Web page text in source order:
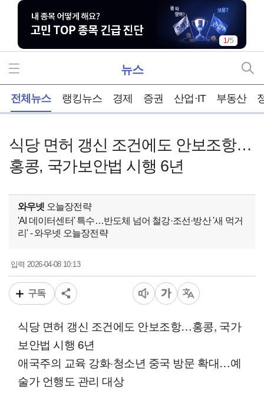
2/5
뉴스
전체뉴스 랭킹뉴스 경제 증권 산업·IT 부동산
식당 면허 갱신 조건에도 안보조항…
홍콩, 국가보안법 시행 6년
와우넷 오늘장전략
'AI 데이터센터' 특수…반도체 넘어 철강·조선·방산 '새 먹거
리' - 와우넷 오늘장전략
입력2026-04-08 10:13
구독
식당 면허 갱신 조건에도 안보조항…홍콩, 국가
보안법 시행 6년
애국주의 교육 강화·청소년 중국 방문 확대…예
술가 언행도 관리 대상